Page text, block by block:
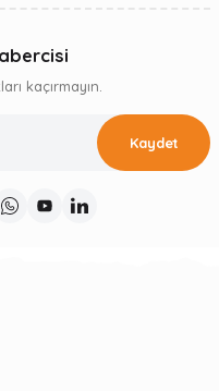
kaçırmayın.
Kaydet